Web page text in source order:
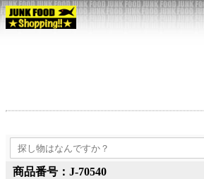
商品番号：J-70540